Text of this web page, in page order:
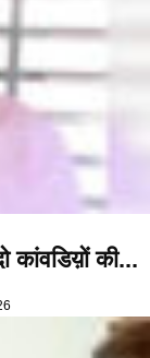
कांवडिय़ों की...